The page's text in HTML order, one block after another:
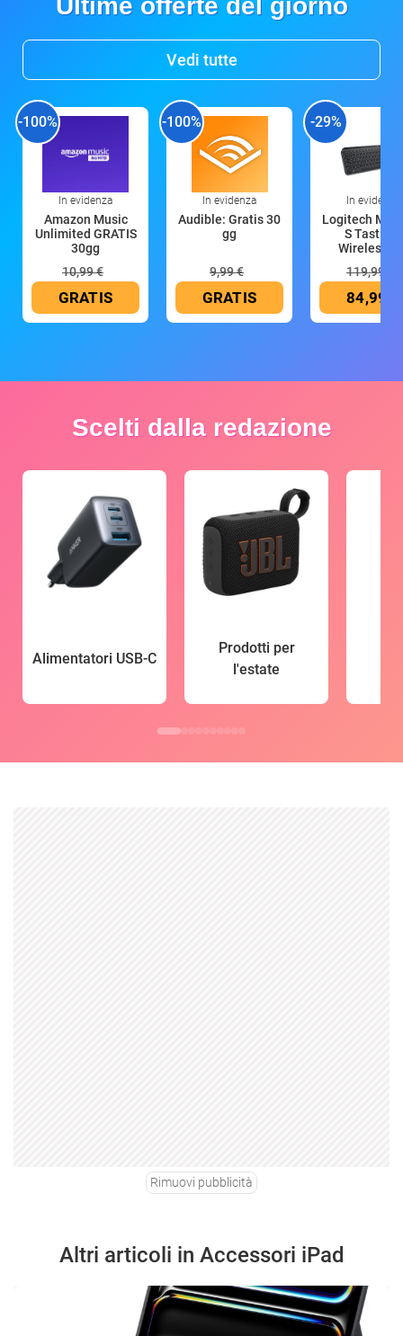
Vedi tutte
-100%
In evidenza
Amazon Music
Unlimited GRATIS
30gg
10,99 €
GRATIS
-100%
In evidenza
Audible: Gratis 30
gg
9,99 €
GRATIS
-29%
In evidenza
Logitech MX
S Tastiera
Wireless
119,99 €
84,99 €
Scelti dalla redazione
Alimentatori USB-C
Prodotti per
l'estate
Rimuovi pubblicità
Altri articoli in Accessori iPad